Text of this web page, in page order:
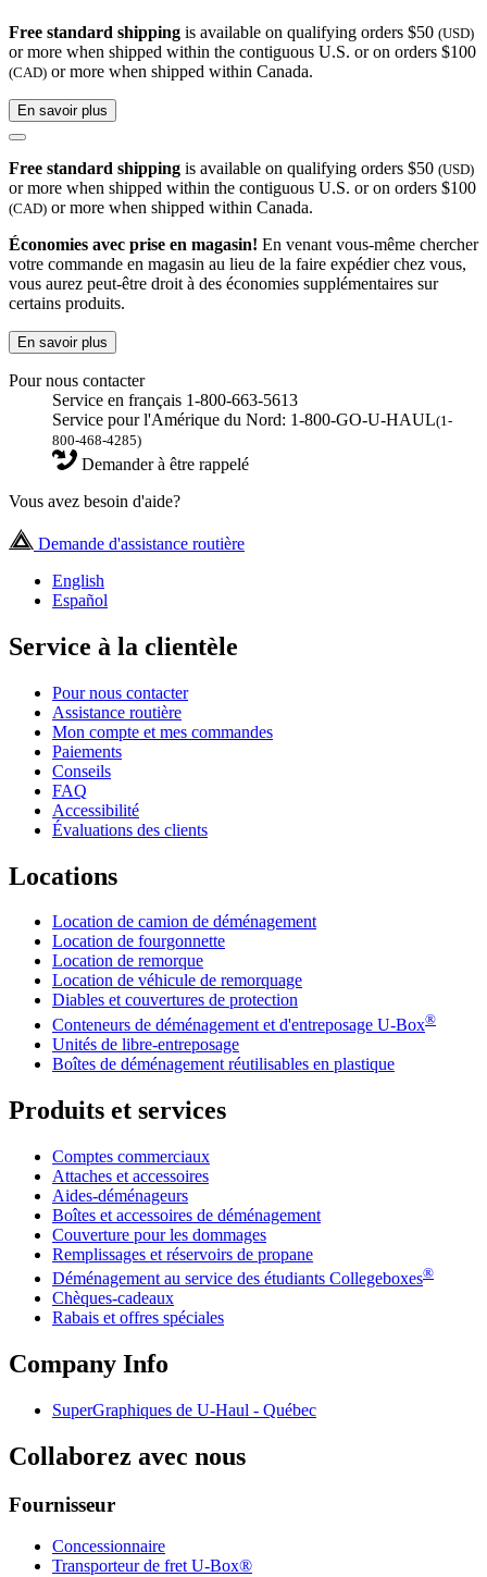
Free standard shipping is available on qualifying orders $50 (USD)
or more when shipped within the contiguous U.S. or on orders $100
(CAD) or more when shipped within Canada.
En savoir plus
Free standard shipping is available on qualifying orders $50 (USD)
or more when shipped within the contiguous U.S. or on orders $100
(CAD) or more when shipped within Canada.
Économies avec prise en magasin! En venant vous-même chercher
votre commande en magasin au lieu de la faire expédier chez vous,
vous aurez peut-être droit à des économies supplémentaires sur
certains produits.
En savoir plus
Pour nous contacter
Service en français 1-800-663-5613
Service pour l'Amérique du Nord: 1-800-GO-U-HAUL(1-
800-468-4285)
Demander à être rappelé
Vous avez besoin d'aide?
Demande d'assistance routière
English
Español
Service à la clientèle
Pour nous contacter
Assistance routière
Mon compte et mes commandes
Paiements
Conseils
FAQ
Accessibilité
Évaluations des clients
Locations
Location de camion de déménagement
Location de fourgonnette
Location de remorque
Location de véhicule de remorquage
Diables et couvertures de protection
Conteneurs de déménagement et d'entreposage U-Box®
Unités de libre-entreposage
Boîtes de déménagement réutilisables en plastique
Produits et services
Comptes commerciaux
Attaches et accessoires
Aides-déménageurs
Boîtes et accessoires de déménagement
Couverture pour les dommages
Remplissages et réservoirs de propane
Déménagement au service des étudiants Collegeboxes®
Chèques-cadeaux
Rabais et offres spéciales
Company Info
SuperGraphiques de U-Haul - Québec
Collaborez avec nous
Fournisseur
Concessionnaire
Transporteur de fret U-Box®